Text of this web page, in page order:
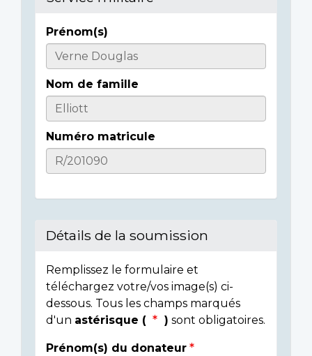
Informations
sur
l'individu
Prénom(s)
Nom de famille
Numéro matricule
Détails de la soumission
Remplissez le formulaire et
téléchargez votre/vos image(s) ci-
dessous. Tous les champs marqués
d'un astérisque ( ) sont obligatoires.
Prénom(s) du donateur